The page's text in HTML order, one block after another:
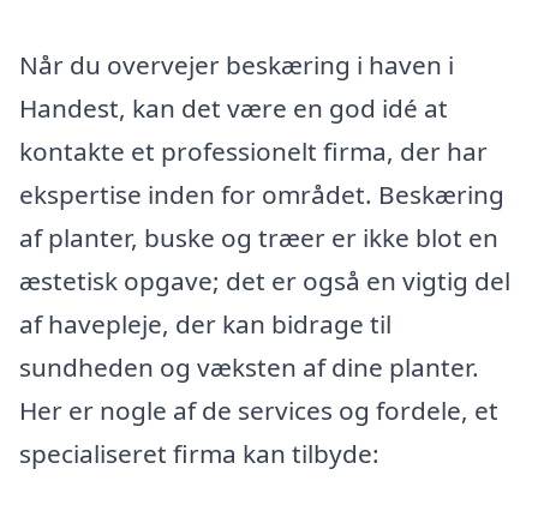
Når du overvejer beskæring i haven i
Handest, kan det være en god idé at
kontakte et professionelt firma, der har
ekspertise inden for området. Beskæring
af planter, buske og træer er ikke blot en
æstetisk opgave; det er også en vigtig del
af havepleje, der kan bidrage til
sundheden og væksten af dine planter.
Her er nogle af de services og fordele, et
specialiseret firma kan tilbyde: